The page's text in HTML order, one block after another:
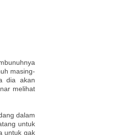
masing-
dia akan
melihat
dalam
untuk
untuk gak